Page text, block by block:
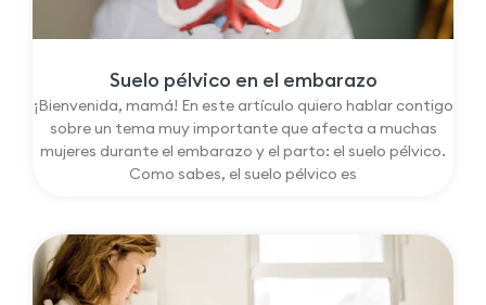
Suelo pélvico en el embarazo
¡Bienvenida, mamá! En este artículo quiero hablar contigo
sobre un tema muy importante que afecta a muchas
mujeres durante el embarazo y el parto: el suelo pélvico.
Como sabes, el suelo pélvico es